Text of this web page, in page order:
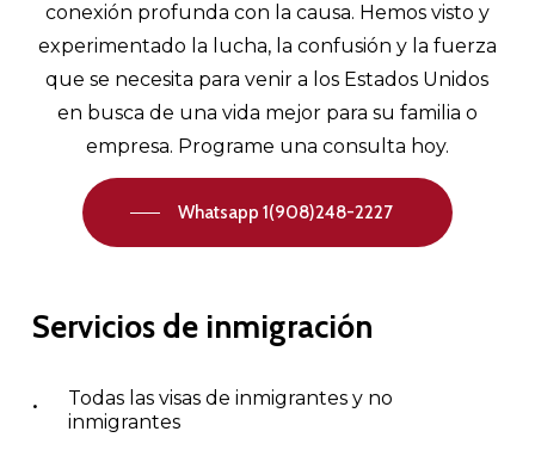
conexión profunda con la causa. Hemos visto y
experimentado la lucha, la confusión y la fuerza
que se necesita para venir a los Estados Unidos
en busca de una vida mejor para su familia o
empresa. Programe una consulta hoy.
Whatsapp 1(908)248-2227
Servicios de inmigración
Todas las visas de inmigrantes y no
inmigrantes